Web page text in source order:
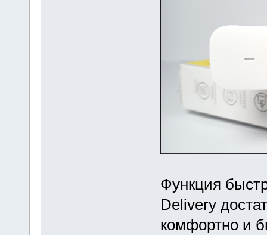
Функция
Delivery
комфортно и